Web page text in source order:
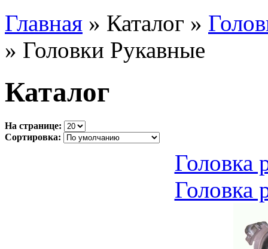
Главная » Каталог »
» Головки Рукавные
Каталог
На странице:
Сортировка:
Головка
Головка